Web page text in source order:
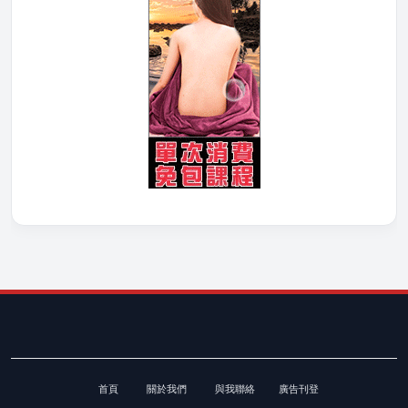
首頁 關於我們 與我聯絡 廣告刊登